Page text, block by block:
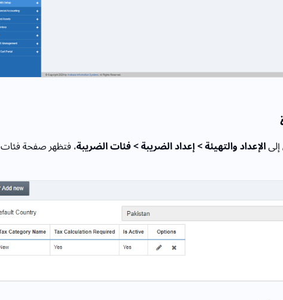
الإعداد والتهيئة > إعداد الضريبة > فئات الضريبة، فتظهر صفحة فئات